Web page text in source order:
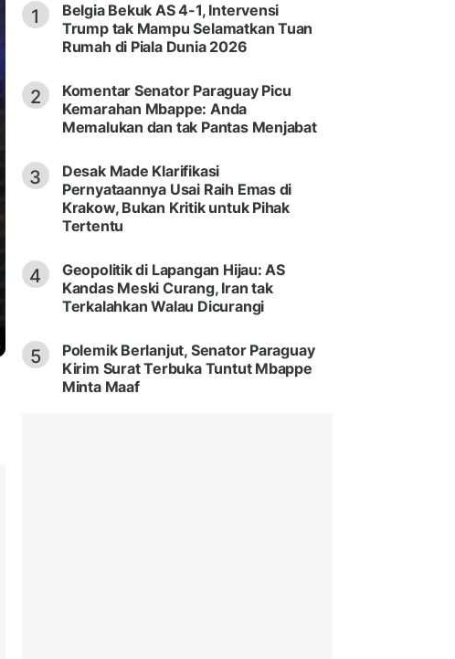
1
Belgia Bekuk AS 4-1, Intervensi
Trump tak Mampu Selamatkan Tuan
Rumah di Piala Dunia 2026
2
Komentar Senator Paraguay Picu
Kemarahan Mbappe: Anda
Memalukan dan tak Pantas Menjabat
3
Desak Made Klarifikasi
Pernyataannya Usai Raih Emas di
Krakow, Bukan Kritik untuk Pihak
Tertentu
4
Geopolitik di Lapangan Hijau: AS
Kandas Meski Curang, Iran tak
Terkalahkan Walau Dicurangi
5
Polemik Berlanjut, Senator Paraguay
Kirim Surat Terbuka Tuntut Mbappe
Minta Maaf